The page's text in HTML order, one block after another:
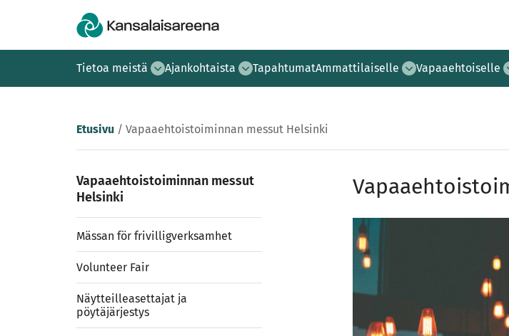
Tietoa meistä Ajankohtaista TapahtumatAmmattilaiselle Vapaaehtoiselle
Etusivu / Vapaaehtoistoiminnan messut Helsinki
Vapaaehtoistoiminnan messut
Helsinki
Mässan för frivilligverksamhet
Volunteer Fair
Näytteilleasettajat ja
pöytäjärjestys